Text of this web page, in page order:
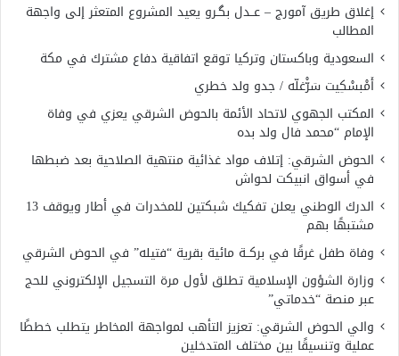
إغلاق طريق آمورج – عــدل بگـرو يعيد المشروع المتعثر إلى واجهة
المطالب
السعودية وباكستان وتركيا توقع اتفاقية دفاع مشترك في مكة
أَمْبسْكِيت سَرّْغلّه / جدو ولد خطري
المكتب الجهوي لاتحاد الأئمة بالحوض الشرقي يعزي في وفاة
الإمام “محمد فال ولد بده
الحوض الشرقي: إتلاف مواد غذائية منتهية الصلاحية بعد ضبطها
في أسواق انبيكت لحواش
الدرك الوطني يعلن تفكيك شبكتين للمخدرات في أطار ويوقف 13
مشتبهًا بهم
وفاة طفل غرقًا في بركــة مائية بقرية “فتيله” في الحوض الشرقي
وزارة الشؤون الإسلامية تطلق لأول مرة التسجيل الإلكتروني للحج
عبر منصة “خدماتي”
والي الحوض الشرقي: تعزيز التأهب لمواجهة المخاطر يتطلب خططًا
عملية وتنسيقًا بين مختلف المتدخلين